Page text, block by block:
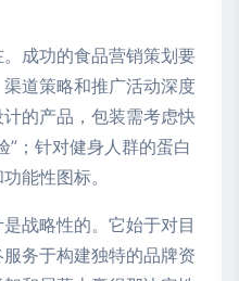
成功的食品营销策划要
道策略和推广活动深度
的产品，包装需考虑快
”；针对健身人群的蛋白
能性图标。
战略性的。它始于对目
务于构建独特的品牌资